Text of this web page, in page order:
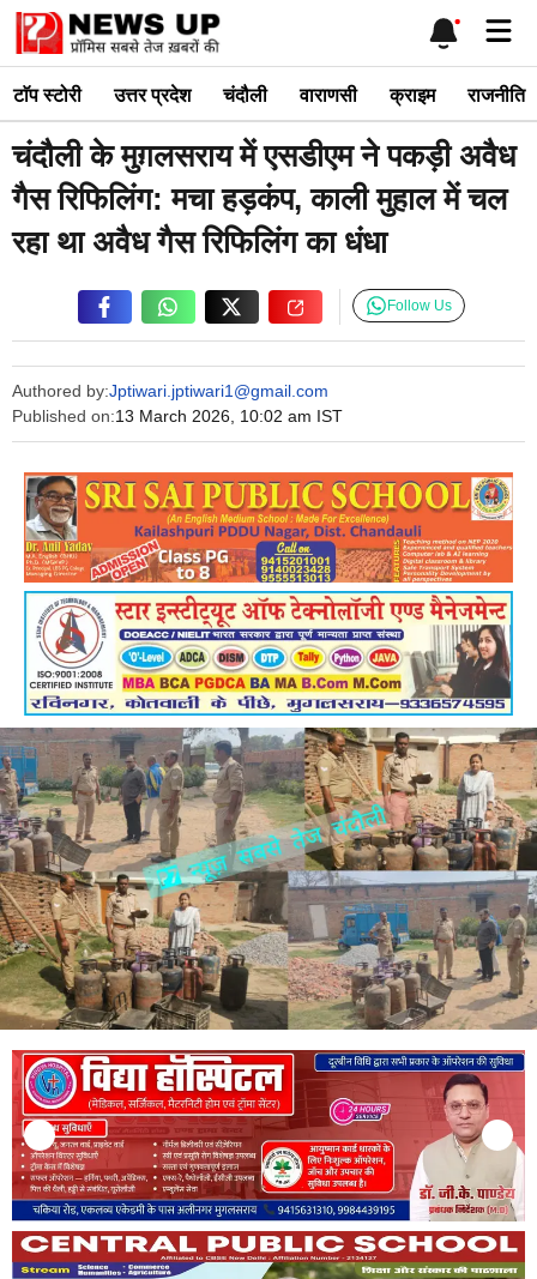
Skip
content
टाॅप स्टोरी उत्तर प्रदेश चंदौली वाराणसी क्राइम राजनीति
चंदौली के मुग़लसराय में एसडीएम ने पकड़ी अवैध
गैस रिफिलिंग: मचा हड़कंप, काली मुहाल में चल
रहा था अवैध गैस रिफिलिंग का धंधा
Authored by:Jptiwari.jptiwari1@gmail.com
Published on:13 March 2026, 10:02 am IST
Follow Us